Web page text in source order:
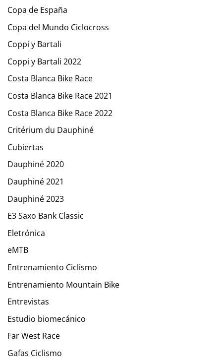
Copa de España
Copa del Mundo Ciclocross
Coppi y Bartali
Coppi y Bartali 2022
Costa Blanca Bike Race
Costa Blanca Bike Race 2021
Costa Blanca Bike Race 2022
Critérium du Dauphiné
Cubiertas
Dauphiné 2020
Dauphiné 2021
Dauphiné 2023
E3 Saxo Bank Classic
Eletrónica
eMTB
Entrenamiento Ciclismo
Entrenamiento Mountain Bike
Entrevistas
Estudio biomecánico
Far West Race
Gafas Ciclismo